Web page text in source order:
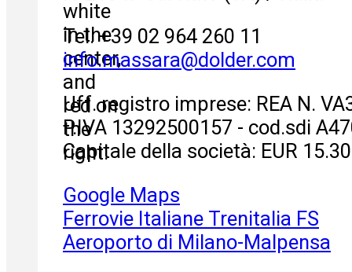
Tel. +39 02 964 260 11
info.massara@dolder.com
Uff. registro imprese: REA N.
P.IVA 13292500157 - cod.sdi
Capitale della società: EUR
Google Maps
Ferrovie Italiane Trenitalia FS
Aeroporto di Milano-Malpensa